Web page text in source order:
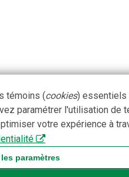
témoins (cookies) essentiels
paramétrer l'utilisation de
votre expérience à
paramètres